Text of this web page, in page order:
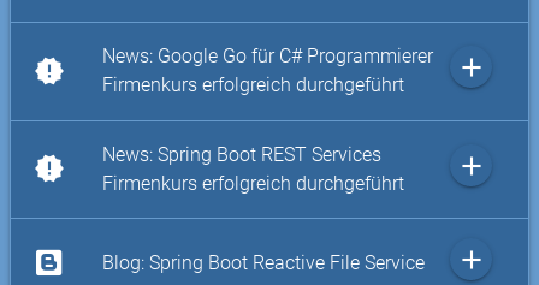
new_releases
News: Google Go für C# Programmierer
Firmenkurs erfolgreich durchgeführt
add
new_releases
News: Spring Boot REST Services
Firmenkurs erfolgreich durchgeführt
add
Blog: Spring Boot Reactive File Service add